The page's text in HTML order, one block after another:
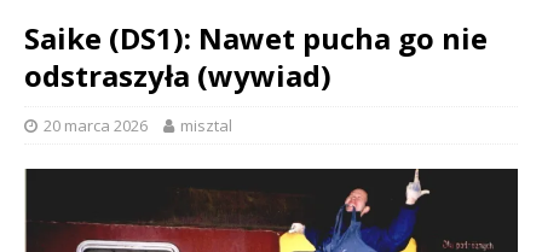
Saike (DS1): Nawet pucha go nie
odstraszyła (wywiad)
20 marca 2026 misztal